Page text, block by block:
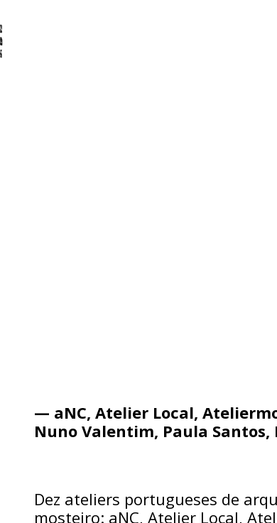
— aNC, Atelier Local,
Nuno Valentim, Paula Santos,
Dez ateliers portugueses de
mosteiro: aNC, Atelier Local,